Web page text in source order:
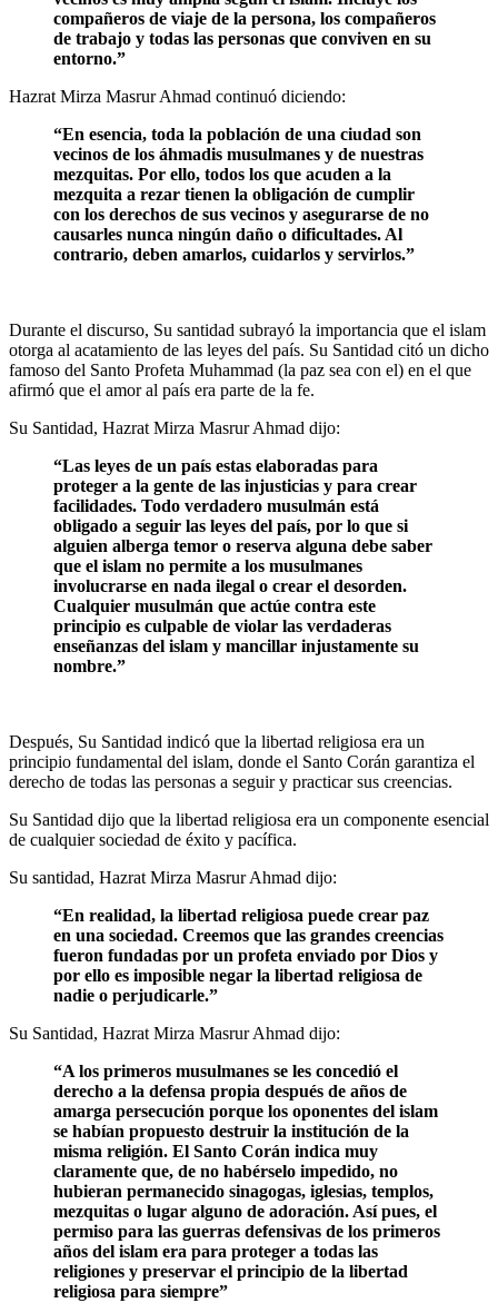
compañeros de viaje de la persona, los compañeros
de trabajo y todas las personas que conviven en su
entorno.”
Hazrat Mirza Masrur Ahmad continuó diciendo:
“En esencia, toda la población de una ciudad son
vecinos de los áhmadis musulmanes y de nuestras
mezquitas. Por ello, todos los que acuden a la
mezquita a rezar tienen la obligación de cumplir
con los derechos de sus vecinos y asegurarse de no
causarles nunca ningún daño o dificultades. Al
contrario, deben amarlos, cuidarlos y servirlos.”
Durante el discurso, Su santidad subrayó la importancia que el islam
otorga al acatamiento de las leyes del país. Su Santidad citó un dicho
famoso del Santo Profeta Muhammad (la paz sea con el) en el que
afirmó que el amor al país era parte de la fe.
Su Santidad, Hazrat Mirza Masrur Ahmad dijo:
“Las leyes de un país estas elaboradas para
proteger a la gente de las injusticias y para crear
facilidades. Todo verdadero musulmán está
obligado a seguir las leyes del país, por lo que si
alguien alberga temor o reserva alguna debe saber
que el islam no permite a los musulmanes
involucrarse en nada ilegal o crear el desorden.
Cualquier musulmán que actúe contra este
principio es culpable de violar las verdaderas
enseñanzas del islam y mancillar injustamente su
nombre.”
Después, Su Santidad indicó que la libertad religiosa era un
principio fundamental del islam, donde el Santo Corán garantiza el
derecho de todas las personas a seguir y practicar sus creencias.
Su Santidad dijo que la libertad religiosa era un componente esencial
de cualquier sociedad de éxito y pacífica.
Su santidad, Hazrat Mirza Masrur Ahmad dijo:
“En realidad, la libertad religiosa puede crear paz
en una sociedad. Creemos que las grandes creencias
fueron fundadas por un profeta enviado por Dios y
por ello es imposible negar la libertad religiosa de
nadie o perjudicarle.”
Su Santidad, Hazrat Mirza Masrur Ahmad dijo:
“A los primeros musulmanes se les concedió el
derecho a la defensa propia después de años de
amarga persecución porque los oponentes del islam
se habían propuesto destruir la institución de la
misma religión. El Santo Corán indica muy
claramente que, de no habérselo impedido, no
hubieran permanecido sinagogas, iglesias, templos,
mezquitas o lugar alguno de adoración. Así pues, el
permiso para las guerras defensivas de los primeros
años del islam era para proteger a todas las
religiones y preservar el principio de la libertad
religiosa para siempre”